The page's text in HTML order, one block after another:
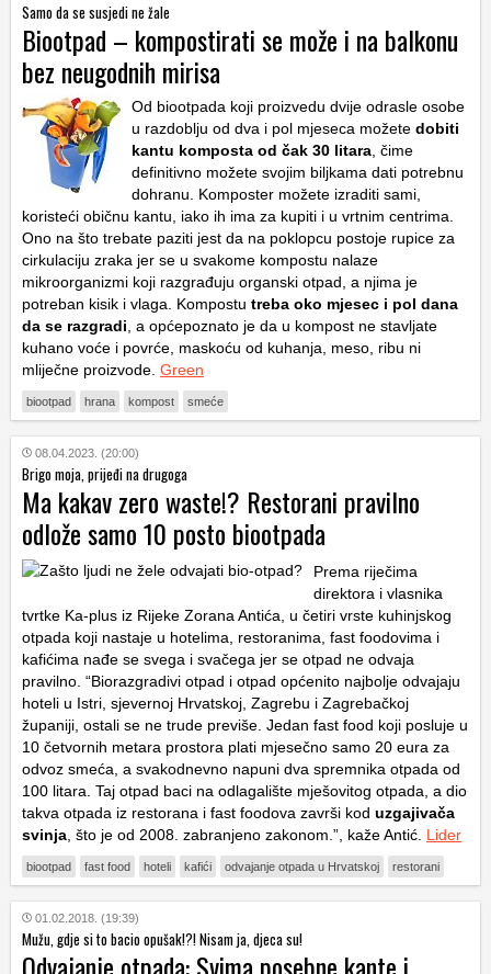
Samo da se susjedi ne žale
Biootpad – kompostirati se može i na balkonu
bez neugodnih mirisa
Od biootpada koji proizvedu dvije odrasle osobe
u razdoblju od dva i pol mjeseca možete dobiti
kantu komposta od čak 30 litara , čime
definitivno možete svojim biljkama dati potrebnu
dohranu. Komposter možete izraditi sami,
koristeći običnu kantu, iako ih ima za kupiti i u vrtnim centrima.
Ono na što trebate paziti jest da na poklopcu postoje rupice za
cirkulaciju zraka jer se u svakome kompostu nalaze
mikroorganizmi koji razgrađuju organski otpad, a njima je
potreban kisik i vlaga. Kompostu treba oko mjesec i pol dana
da se razgradi , a općepoznato je da u kompost ne stavljate
kuhano voće i povrće, maskoću od kuhanja, meso, ribu ni
mliječne proizvode. Green
biootpad hrana kompost smeće
08.04.2023. (20:00)
Brigo moja, prijeđi na drugoga
Ma kakav zero waste!? Restorani pravilno
odlože samo 10 posto biootpada
Prema riječima
direktora i vlasnika
tvrtke Ka-plus iz Rijeke Zorana Antića, u četiri vrste kuhinjskog
otpada koji nastaje u hotelima, restoranima, fast foodovima i
kafićima nađe se svega i svačega jer se otpad ne odvaja
pravilno. “Biorazgradivi otpad i otpad općenito najbolje odvajaju
hoteli u Istri, sjevernoj Hrvatskoj, Zagrebu i Zagrebačkoj
županiji, ostali se ne trude previše. Jedan fast food koji posluje u
10 četvornih metara prostora plati mjesečno samo 20 eura za
odvoz smeća, a svakodnevno napuni dva spremnika otpada od
100 litara. Taj otpad baci na odlagalište mješovitog otpada, a dio
takva otpada iz restorana i fast foodova završi kod uzgajivača
svinja , što je od 2008. zabranjeno zakonom.”, kaže Antić. Lider
biootpad fast food hoteli kafići odvajanje otpada u Hrvatskoj restorani
01.02.2018. (19:39)
Mužu, gdje si to bacio opušak!?! Nisam ja, djeca su!